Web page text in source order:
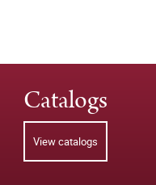
Catalogs
View catalogs